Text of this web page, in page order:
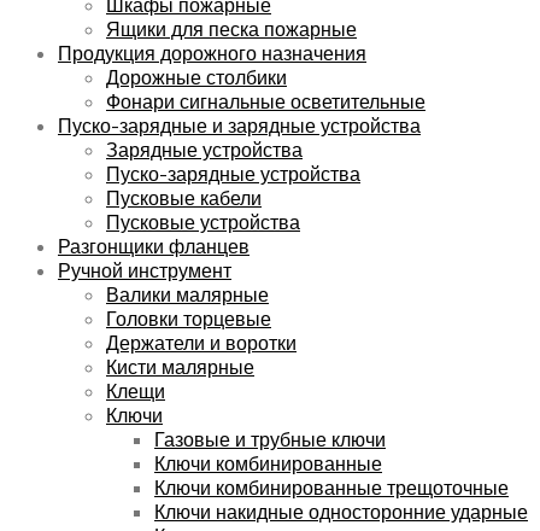
Ящики для песка пожарные
Продукция дорожного назначения
Дорожные столбики
Фонари сигнальные осветительные
Пуско-зарядные и зарядные устройства
Зарядные устройства
Пуско-зарядные устройства
Пусковые кабели
Пусковые устройства
Разгонщики фланцев
Ручной инструмент
Валики малярные
Головки торцевые
Держатели и воротки
Кисти малярные
Клещи
Ключи
Газовые и трубные ключи
Ключи комбинированные
Ключи комбинированные трещоточные
Ключи накидные односторонние ударные